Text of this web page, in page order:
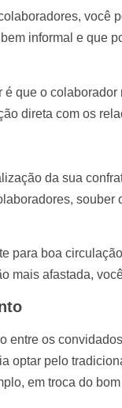
você
informal e que
que o
direta com os
da sua
souber
para boa
mais afastada,
entre os
optar pelo
em troca do